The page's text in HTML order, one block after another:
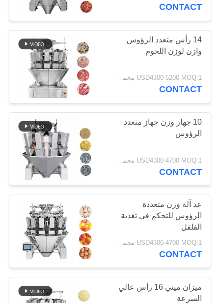
CONTROL
CONTACT
US
REQUEST
QUOTE
الموقع
PRIVACY
POLICY
10 رؤوس متعددة
الرؤوس وازن
39
14 رأس متعدد
الرؤوس وازن
مزيج وازن
33
CONTACT
14 رأس متعدد الرؤوس
وازن لوزن اللحوم
USD4300-5200 MOQ:1 مجموعة
CONTACT
10 جهاز وزن جهاز متعدد
الرؤوس
CONTACT
عد آلة وزن متعددة
الرؤوس للتحكم في تغذية
الفلفل
USD4300-4700 MOQ:1 مجموعة
CONTACT
ميزان ميني 16 رأس عالي
السرعة